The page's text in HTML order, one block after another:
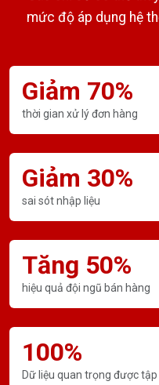
mức độ áp dụng hệ
Giảm 70%
thời gian xử lý đơn hàng
Giảm 30%
sai sót nhập liệu
Tăng 50%
hiệu quả đội ngũ bán hàng
100%
Dữ liệu quan trọng được